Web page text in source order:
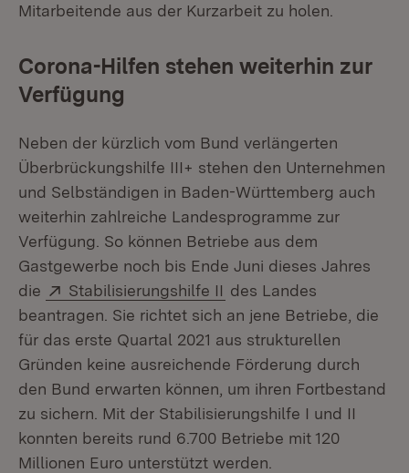
Mitarbeitende aus der Kurzarbeit zu holen.
Corona-Hilfen stehen weiterhin zur
Verfügung
Neben der kürzlich vom Bund verlängerten
Überbrückungshilfe III+ stehen den Unternehmen
und Selbständigen in Baden-Württemberg auch
weiterhin zahlreiche Landesprogramme zur
Verfügung. So können Betriebe aus dem
Gastgewerbe noch bis Ende Juni dieses Jahres
die
Extern:
Stabilisierungshilfe II (Öffnet in neuem
des Landes
beantragen. Sie richtet sich an jene Betriebe, die
für das erste Quartal 2021 aus strukturellen
Gründen keine ausreichende Förderung durch
den Bund erwarten können, um ihren Fortbestand
zu sichern. Mit der Stabilisierungshilfe I und II
konnten bereits rund 6.700 Betriebe mit 120
Millionen Euro unterstützt werden.